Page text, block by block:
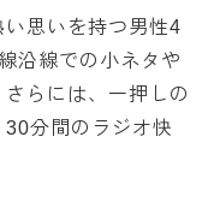
思いを持つ男性4
沿線での小ネタや
らには、一押しの
30分間のラジオ快